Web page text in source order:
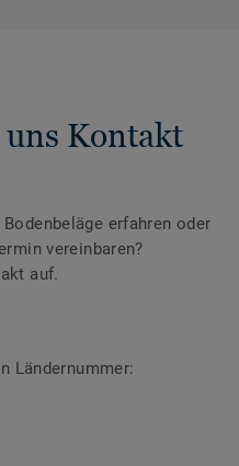
Kontakt
erfahren oder
vereinbaren?
auf.
Ländernummer: